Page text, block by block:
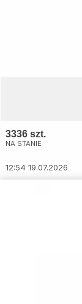
3336 szt.
NA STANIE
12:54 19.07.2026